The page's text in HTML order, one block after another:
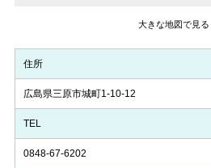
大きな地図で見る
住所
広島県三原市城町1-10-12
TEL
0848-67-6202